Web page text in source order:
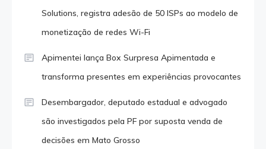
Solutions, registra adesão de 50 ISPs ao modelo de
monetização de redes Wi-Fi
Apimentei lança Box Surpresa Apimentada e
transforma presentes em experiências provocantes
Desembargador, deputado estadual e advogado
são investigados pela PF por suposta venda de
decisões em Mato Grosso